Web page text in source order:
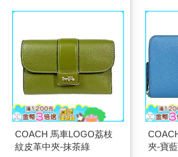
COACH 馬車LOGO荔枝
紋皮革中夾-抹茶綠
夾-寶藍